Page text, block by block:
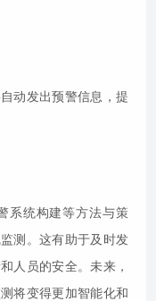
动发出预警信息，提
系统构建等方法与策
测。这有助于及时发
人员的安全。未来，
将变得更加智能化和